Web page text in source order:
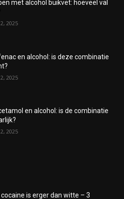
met alcohol buikvet: hoeveel val
2025
en alcohol: is deze combinatie
2025
en alcohol: is de combinatie
2025
cocaine is erger dan witte – 3